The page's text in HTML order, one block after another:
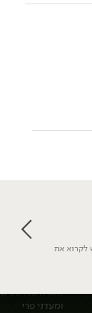
לקרוא אתאורגני
ממרחים, רטבים
ומעדני פרי